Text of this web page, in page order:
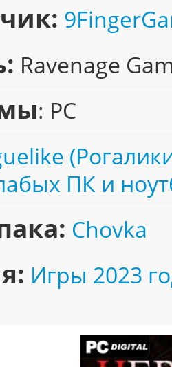
Ravenage
: PC
ПК и
Chovka
Игры 2023